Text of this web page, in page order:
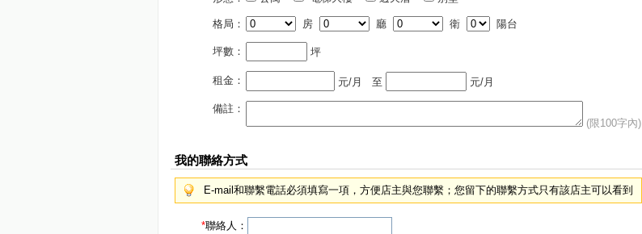
格局： 房 廳 衛 陽台
坪數： 坪
租金： 元/月 至 元/月
備註：
(限100字內)
我的聯絡方式
E-mail和聯繫電話必須填寫一項，方便店主與您聯繫；您留下的聯繫方式只有該店主可以看到
*聯絡人：